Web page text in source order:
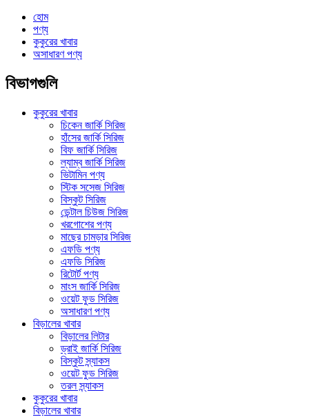
হোম
পণ্য
কুকুরের খাবার
অসাধারণ পণ্য
বিভাগগুলি
কুকুরের খাবার
চিকেন জার্কি সিরিজ
হাঁসের জার্কি সিরিজ
বিফ জার্কি সিরিজ
ল্যাম্ব জার্কি সিরিজ
ভিটামিন পণ্য
স্টিক সসেজ সিরিজ
বিস্কুট সিরিজ
ডেন্টাল চিউজ সিরিজ
খরগোশের পণ্য
মাছের চামড়ার সিরিজ
এফডি পণ্য
এফডি সিরিজ
রিটোর্ট পণ্য
মাংস জার্কি সিরিজ
ওয়েট ফুড সিরিজ
অসাধারণ পণ্য
বিড়ালের খাবার
বিড়ালের লিটার
ড্রাই জার্কি সিরিজ
বিস্কুট স্ন্যাকস
ওয়েট ফুড সিরিজ
তরল স্ন্যাকস
কুকুরের খাবার
বিড়ালের খাবার